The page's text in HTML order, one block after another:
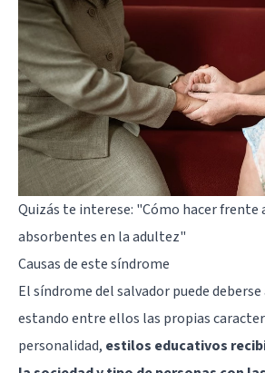
Quizás te interese: "Cómo hacer frente
absorbentes en la adultez"
Causas de este síndrome
El síndrome del salvador puede
estando entre ellos las propias
personalidad, estilos educativos